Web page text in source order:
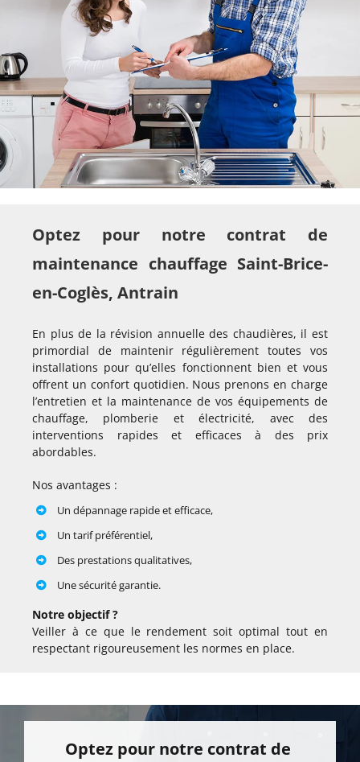
Optez pour notre contrat de
maintenance chauffage Saint-Brice-
en-Coglès, Antrain
En plus de la révision annuelle des chaudières, il est
primordial de maintenir régulièrement toutes vos
installations pour qu’elles fonctionnent bien et vous
offrent un confort quotidien. Nous prenons en charge
l’entretien et la maintenance de vos équipements de
chauffage, plomberie et électricité, avec des
interventions rapides et efficaces à des prix
abordables.
Nos avantages :
Un dépannage rapide et efficace,
Un tarif préférentiel,
Des prestations qualitatives,
Une sécurité garantie.
Notre objectif ?
Veiller à ce que le rendement soit optimal tout en
respectant rigoureusement les normes en place.
Optez pour notre contrat de